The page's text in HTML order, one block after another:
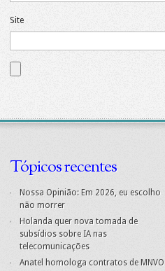
Site
Tópicos recentes
Nossa Opinião: Em 2026, eu escolho
não morrer
Holanda quer nova tomada de
subsídios sobre IA nas
telecomunicações
Anatel homologa contratos de MNVO